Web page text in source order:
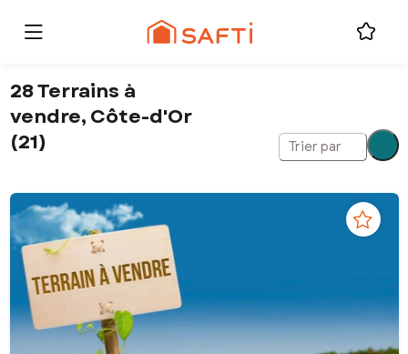
28 Terrains à
vendre, Côte-d'Or
(21)
Trier par